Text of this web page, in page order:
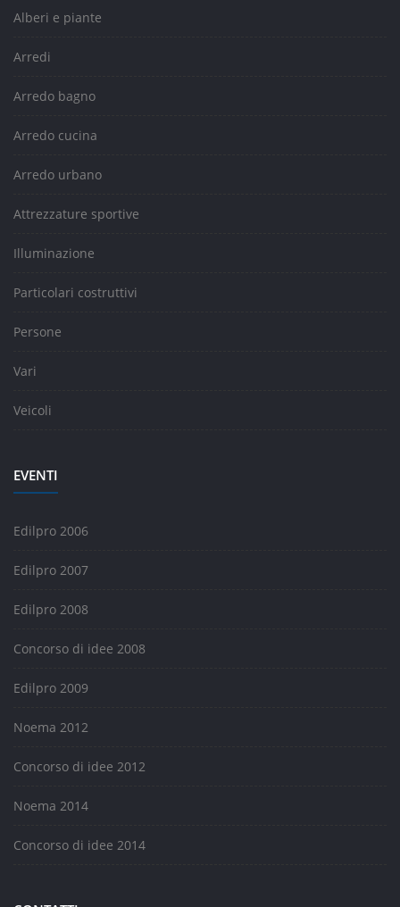
Alberi e piante
Arredi
Arredo bagno
Arredo cucina
Arredo urbano
Attrezzature sportive
Illuminazione
Particolari costruttivi
Persone
Vari
Veicoli
EVENTI
Edilpro 2006
Edilpro 2007
Edilpro 2008
Concorso di idee 2008
Edilpro 2009
Noema 2012
Concorso di idee 2012
Noema 2014
Concorso di idee 2014